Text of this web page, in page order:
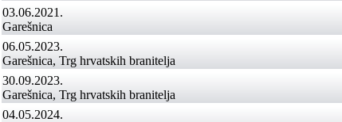
03.06.2021.
Garešnica
06.05.2023.
Garešnica, Trg hrvatskih branitelja
30.09.2023.
Garešnica, Trg hrvatskih branitelja
04.05.2024.